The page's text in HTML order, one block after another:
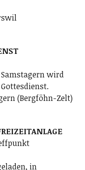
wird
(Bergföhn-Zelt)
in